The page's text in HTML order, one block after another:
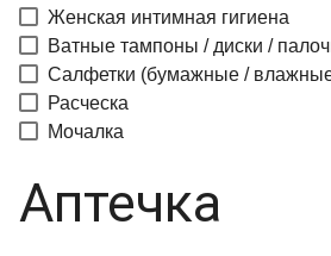
Женская интимная гигиена
Ватные тампоны / диски /
Салфетки (бумажные /
Расческа
Мочалка
Аптечка